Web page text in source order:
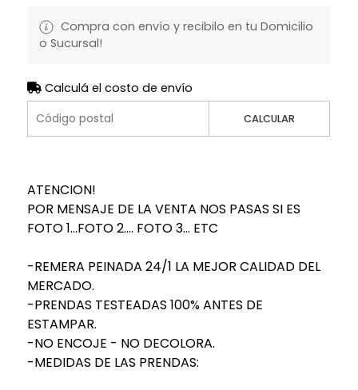
Compra con envío y recibilo en tu Domicilio
o Sucursal!
Calculá el costo de envío
CALCULAR
ATENCION!
POR MENSAJE DE LA VENTA NOS PASAS SI ES
FOTO 1...FOTO 2.... FOTO 3... ETC
-REMERA PEINADA 24/1 LA MEJOR CALIDAD DEL
MERCADO.
-PRENDAS TESTEADAS 100% ANTES DE
ESTAMPAR.
-NO ENCOJE - NO DECOLORA.
-MEDIDAS DE LAS PRENDAS: